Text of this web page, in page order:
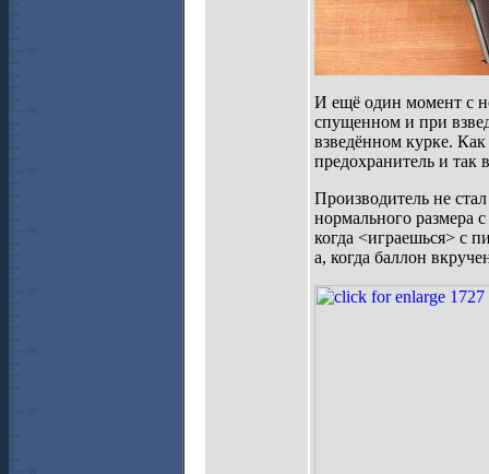
И ещё один момент с
спущенном и при
взведённом курке.
предохранитель и так
Производитель не
нормального размера
когда <играешься> с
а, когда баллон